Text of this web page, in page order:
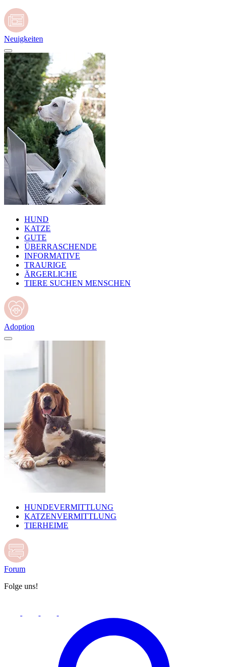
Neuigkeiten
HUND
KATZE
GUTE
ÜBERRASCHENDE
INFORMATIVE
TRAURIGE
ÄRGERLICHE
TIERE SUCHEN MENSCHEN
Adoption
HUNDEVERMITTLUNG
KATZENVERMITTLUNG
TIERHEIME
Forum
Folge uns!